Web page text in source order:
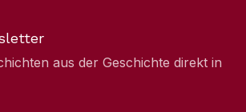
aus der Geschichte direkt in